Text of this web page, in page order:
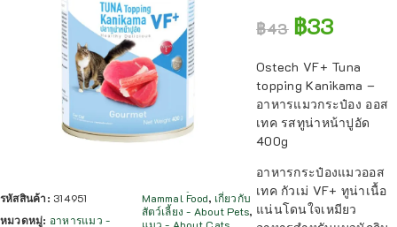
รหัสสินค้า: 314951
หมวดหมู่: อาหารแมว -
Mammal Food, เกี่ยวกับ
สัตว์เลี้ยง - About Pets,
฿43 ฿33
Ostech VF+ Tuna
topping Kanikama –
อาหารแมวกระป๋อง ออส
เทค รสทูน่าหน้าปูอัด
400g
อาหารกระป๋องแมวออส
เทค กัวเม่ VF+ ทูน่าเนื้อ
แน่นโดนใจเหมียว